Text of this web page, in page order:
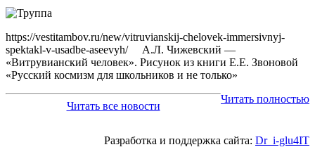
https://vestitambov.ru/new/vitruvianskij-chelovek-immersivnyj-
spektakl-v-usadbe-aseevyh/ А.Л. Чижевский —
«Витрувианский человек». Рисунок из книги Е.Е. Звоновой
«Русский космизм для школьников и не только»
Читать полностью
Читать все новости
Разработка и поддержка сайта: Dr_i-glu4IT